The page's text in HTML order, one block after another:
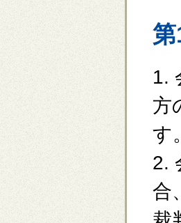
1.
方
す。
2.
合